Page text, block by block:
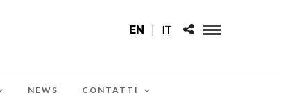
EN | IT
NEWS CONTATTI